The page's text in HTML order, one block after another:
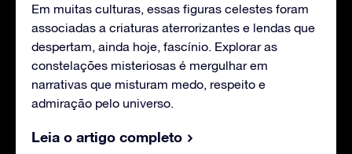
Em muitas culturas, essas figuras celestes foram
associadas a criaturas aterrorizantes e lendas que
despertam, ainda hoje, fascínio. Explorar as
constelações misteriosas é mergulhar em
narrativas que misturam medo, respeito e
admiração pelo universo.
Leia o artigo completo